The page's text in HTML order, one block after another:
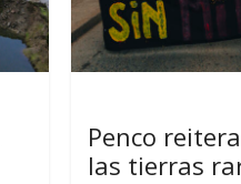
Penco
las tierras